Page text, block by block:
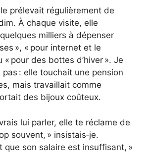
prélevait régulièrement de
À chaque visite, elle
milliers à dépenser
», « pour internet et le
« pour des bottes d’hiver ». Je
pas : elle touchait une pension
mais travaillait comme
des bijoux coûteux.
lui parler, elle te réclame de
souvent, » insistais‑je.
que son salaire est insuffisant, »